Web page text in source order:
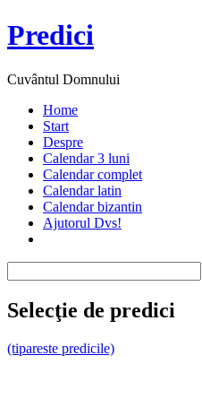
Predici
Cuvântul Domnului
Home
Start
Despre
Calendar 3 luni
Calendar complet
Calendar latin
Calendar bizantin
Ajutorul Dvs!
Selecţie de predici
(tipareste predicile)